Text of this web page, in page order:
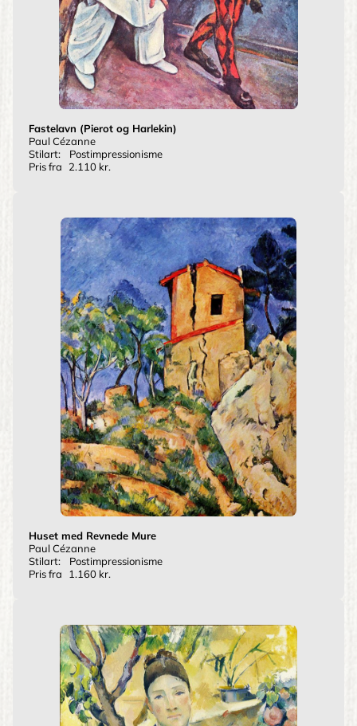
Fastelavn (Pierot og Harlekin)
Paul Cézanne
Stilart:
Postimpressionisme
Pris fra
2.110 kr.
Huset med Revnede Mure
Paul Cézanne
Stilart:
Postimpressionisme
Pris fra
1.160 kr.